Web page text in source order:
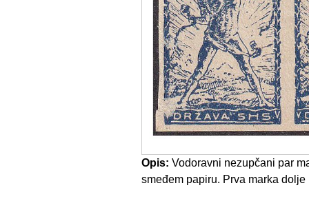
Opis: Vodoravni nezupčani par
smeđem papiru. Prva marka